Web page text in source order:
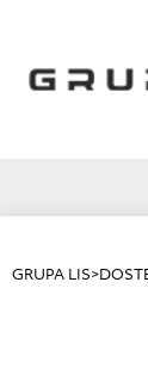
GRUPA LIS>